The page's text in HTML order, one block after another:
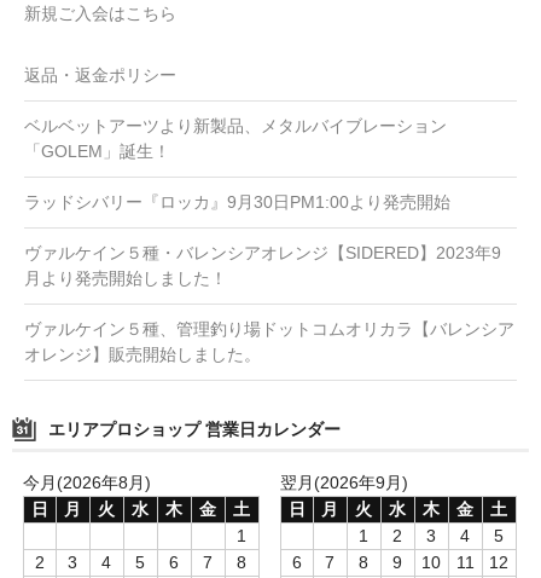
新規ご入会はこちら
返品・返金ポリシー
ベルベットアーツより新製品、メタルバイブレーション
「GOLEM」誕生！
ラッドシバリー『ロッカ』9月30日PM1:00より発売開始
ヴァルケイン５種・バレンシアオレンジ【SIDERED】2023年9
月より発売開始しました！
ヴァルケイン５種、管理釣り場ドットコムオリカラ【バレンシア
オレンジ】販売開始しました。
エリアプロショップ 営業日カレンダー
今月(2026年8月)
日
月 火 水 木 金
土
1
2
3 4 5 6 7
8
翌月(2026年9月)
日
月 火 水 木 金
土
1
2 3 4
5
6
7 8 9 10 11
12